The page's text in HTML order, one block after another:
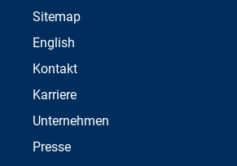
Sitemap
English
Kontakt
Karriere
Unternehmen
Presse